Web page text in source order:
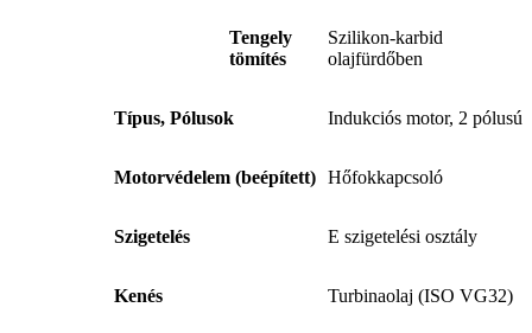
Tengely
tömítés
Szilikon-karbid
olajfürdőben
Típus, Pólusok Indukciós motor, 2 pólusú
Motorvédelem (beépített) Hőfokkapcsoló
Szigetelés E szigetelési osztály
Kenés Turbinaolaj (ISO VG32)